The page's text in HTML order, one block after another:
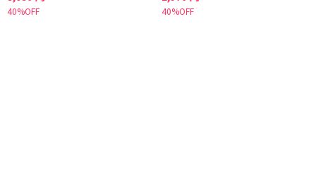
40%OFF 40%OFF